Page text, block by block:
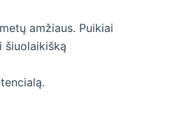
amžiaus. Puikiai
šiuolaikišką